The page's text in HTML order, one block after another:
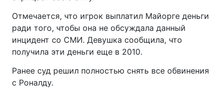
Отмечается, что игрок выплатил Майорге деньги
ради того, чтобы она не обсуждала данный
инцидент со СМИ. Девушка сообщила, что
получила эти деньги еще в 2010.
Ранее суд решил полностью снять все обвинения
с Роналду.